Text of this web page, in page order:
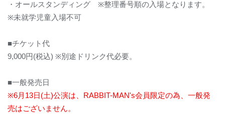
・オールスタンディング ※整理番号順の入場となります。
※未就学児童入場不可
■チケット代
9,000円(税込) ※別途ドリンク代必要。
■一般発売日
※6月 13日 (土)公演は、 RABBIT-MAN's会員限定の為、一般発
売はございません。